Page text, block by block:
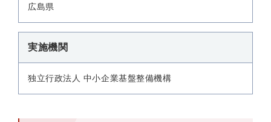
広島県
実施機関
独立行政法人 中小企業基盤整備機構